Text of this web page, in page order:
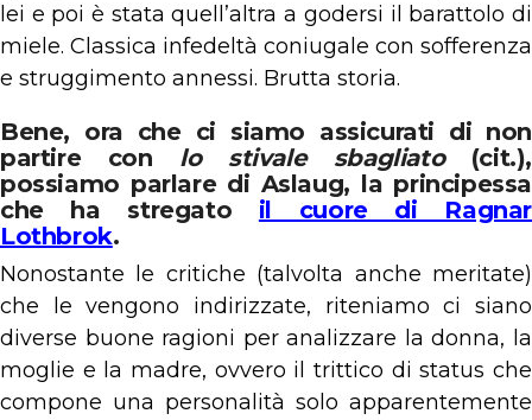
lei e poi è stata quell’altra a godersi il barattolo di
miele. Classica infedeltà coniugale con sofferenza
e struggimento annessi. Brutta storia.
Bene, ora che ci siamo assicurati di non
partire con lo stivale sbagliato(cit.),
possiamo parlare di Aslaug, la principessa
che ha stregato il cuore di Ragnar
Lothbrok.
Nonostante le critiche (talvolta anche meritate)
che le vengono indirizzate, riteniamo ci siano
diverse buone ragioni per analizzare la donna, la
moglie e la madre, ovvero il trittico di status che
compone una personalità solo apparentemente